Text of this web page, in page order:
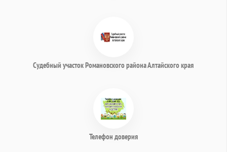
Судебный участок Романовского района Алтайского края
Телефон доверия